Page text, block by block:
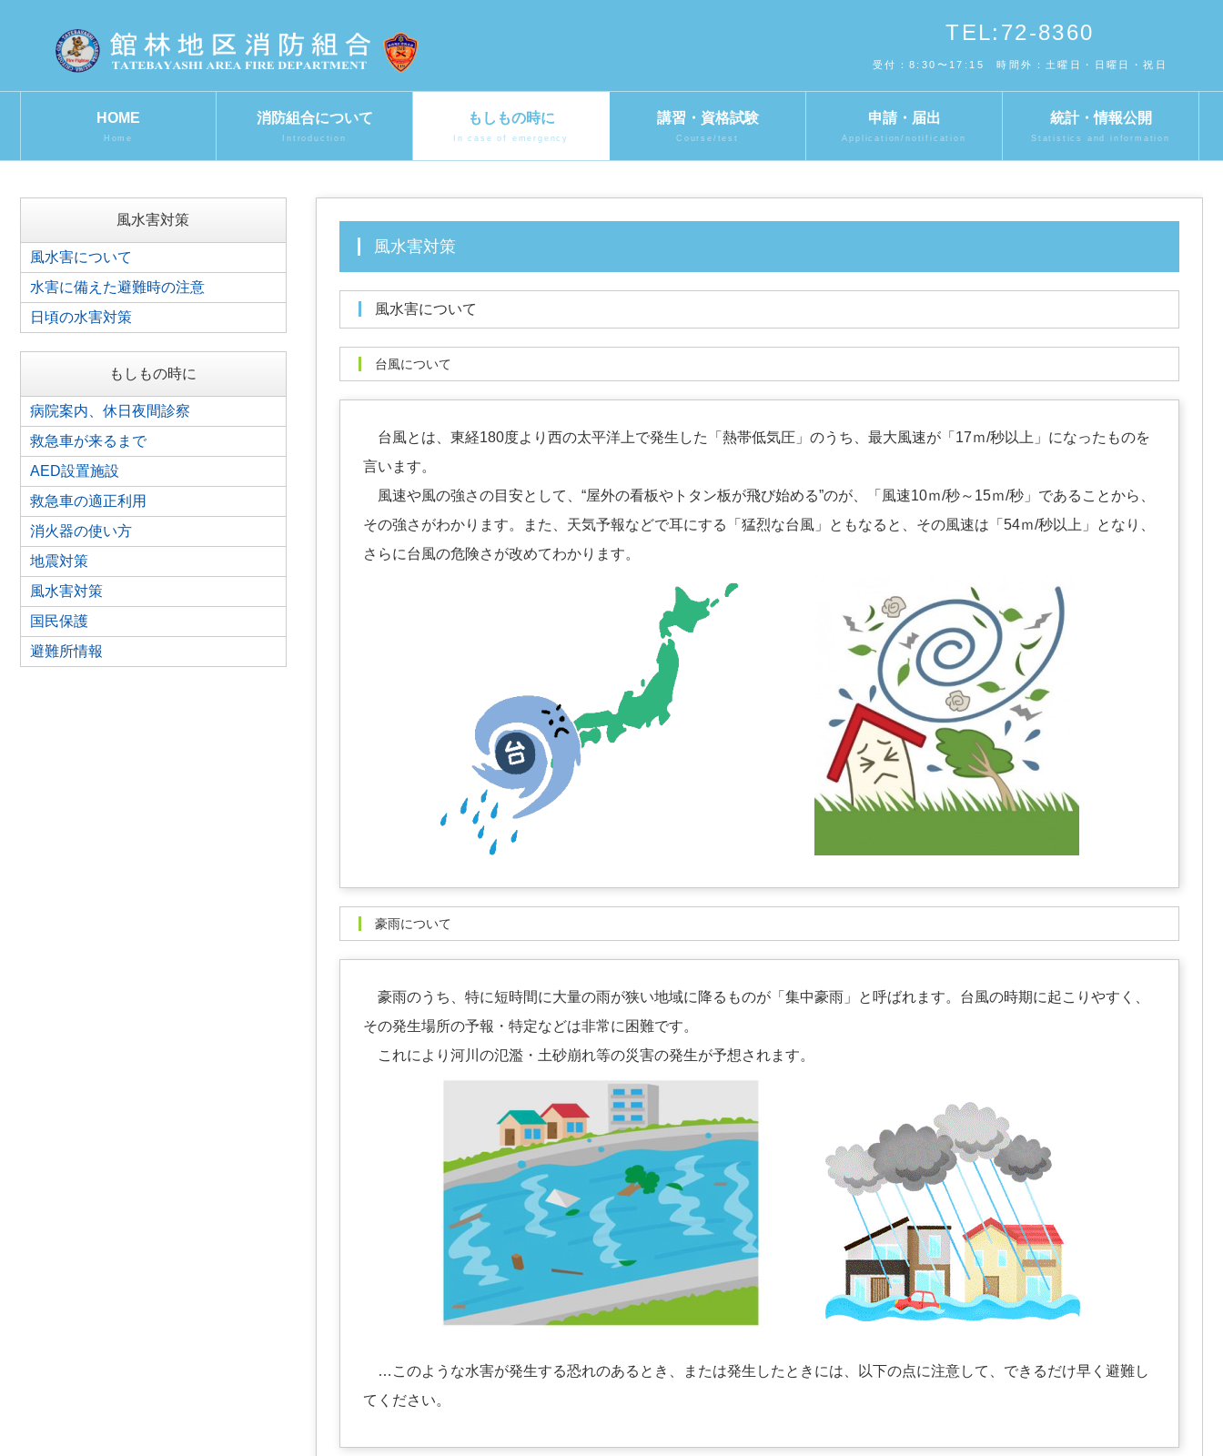
TEL:72-8360
受付：8:30〜17:15 時間外：土曜日・日曜日・祝日
HOME
Home
消防組合について
Introduction
もしもの時に
In case of emergency
講習・資格試験
Course/test
申請・届出
Application/notification
統計・情報公開
Statistics and information
風水害対策
風水害について
台風について
台風とは、東経180度より西の太平洋上で発生した「熱帯低気圧」のうち、最大風速が「17ｍ/秒以上」になったものを
言います。
風速や風の強さの目安として、“屋外の看板やトタン板が飛び始める”のが、「風速10ｍ/秒～15ｍ/秒」であることから、
その強さがわかります。また、天気予報などで耳にする「猛烈な台風」ともなると、その風速は「54ｍ/秒以上」となり、
さらに台風の危険さが改めてわかります。
豪雨について
豪雨のうち、特に短時間に大量の雨が狭い地域に降るものが「集中豪雨」と呼ばれます。台風の時期に起こりやすく、
その発生場所の予報・特定などは非常に困難です。
これにより河川の氾濫・土砂崩れ等の災害の発生が予想されます。
…このような水害が発生する恐れのあるとき、または発生したときには、以下の点に注意して、できるだけ早く避難し
てください。
風水害対策
風水害について
水害に備えた避難時の注意
日頃の水害対策
もしもの時に
病院案内、休日夜間診察
救急車が来るまで
AED設置施設
救急車の適正利用
消火器の使い方
地震対策
風水害対策
国民保護
避難所情報